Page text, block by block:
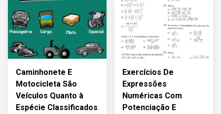
Caminhonete E
Motocicleta São
Veículos Quanto à
Espécie Classificados
Exercícios De
Expressões
Numéricas Com
Potenciação E